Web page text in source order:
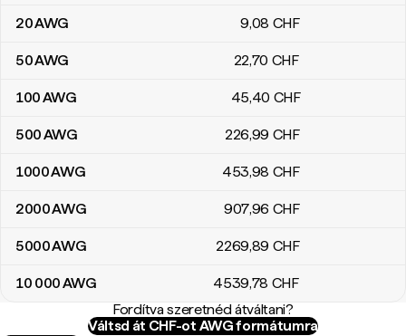
20AWG 9,08 CHF
50AWG 22,70 CHF
100AWG 45,40 CHF
500AWG 226,99 CHF
1000AWG 453,98 CHF
2000AWG 907,96 CHF
5000AWG 2269,89 CHF
10 000AWG 4539,78 CHF
Fordítva szeretnéd átváltani?
Váltsd át CHF-ot AWG formátumra